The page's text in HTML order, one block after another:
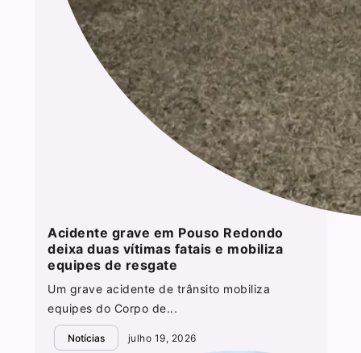
Acidente grave em Pouso Redondo
deixa duas vítimas fatais e mobiliza
equipes de resgate
Um grave acidente de trânsito mobiliza
equipes do Corpo de...
Notícias julho 19, 2026